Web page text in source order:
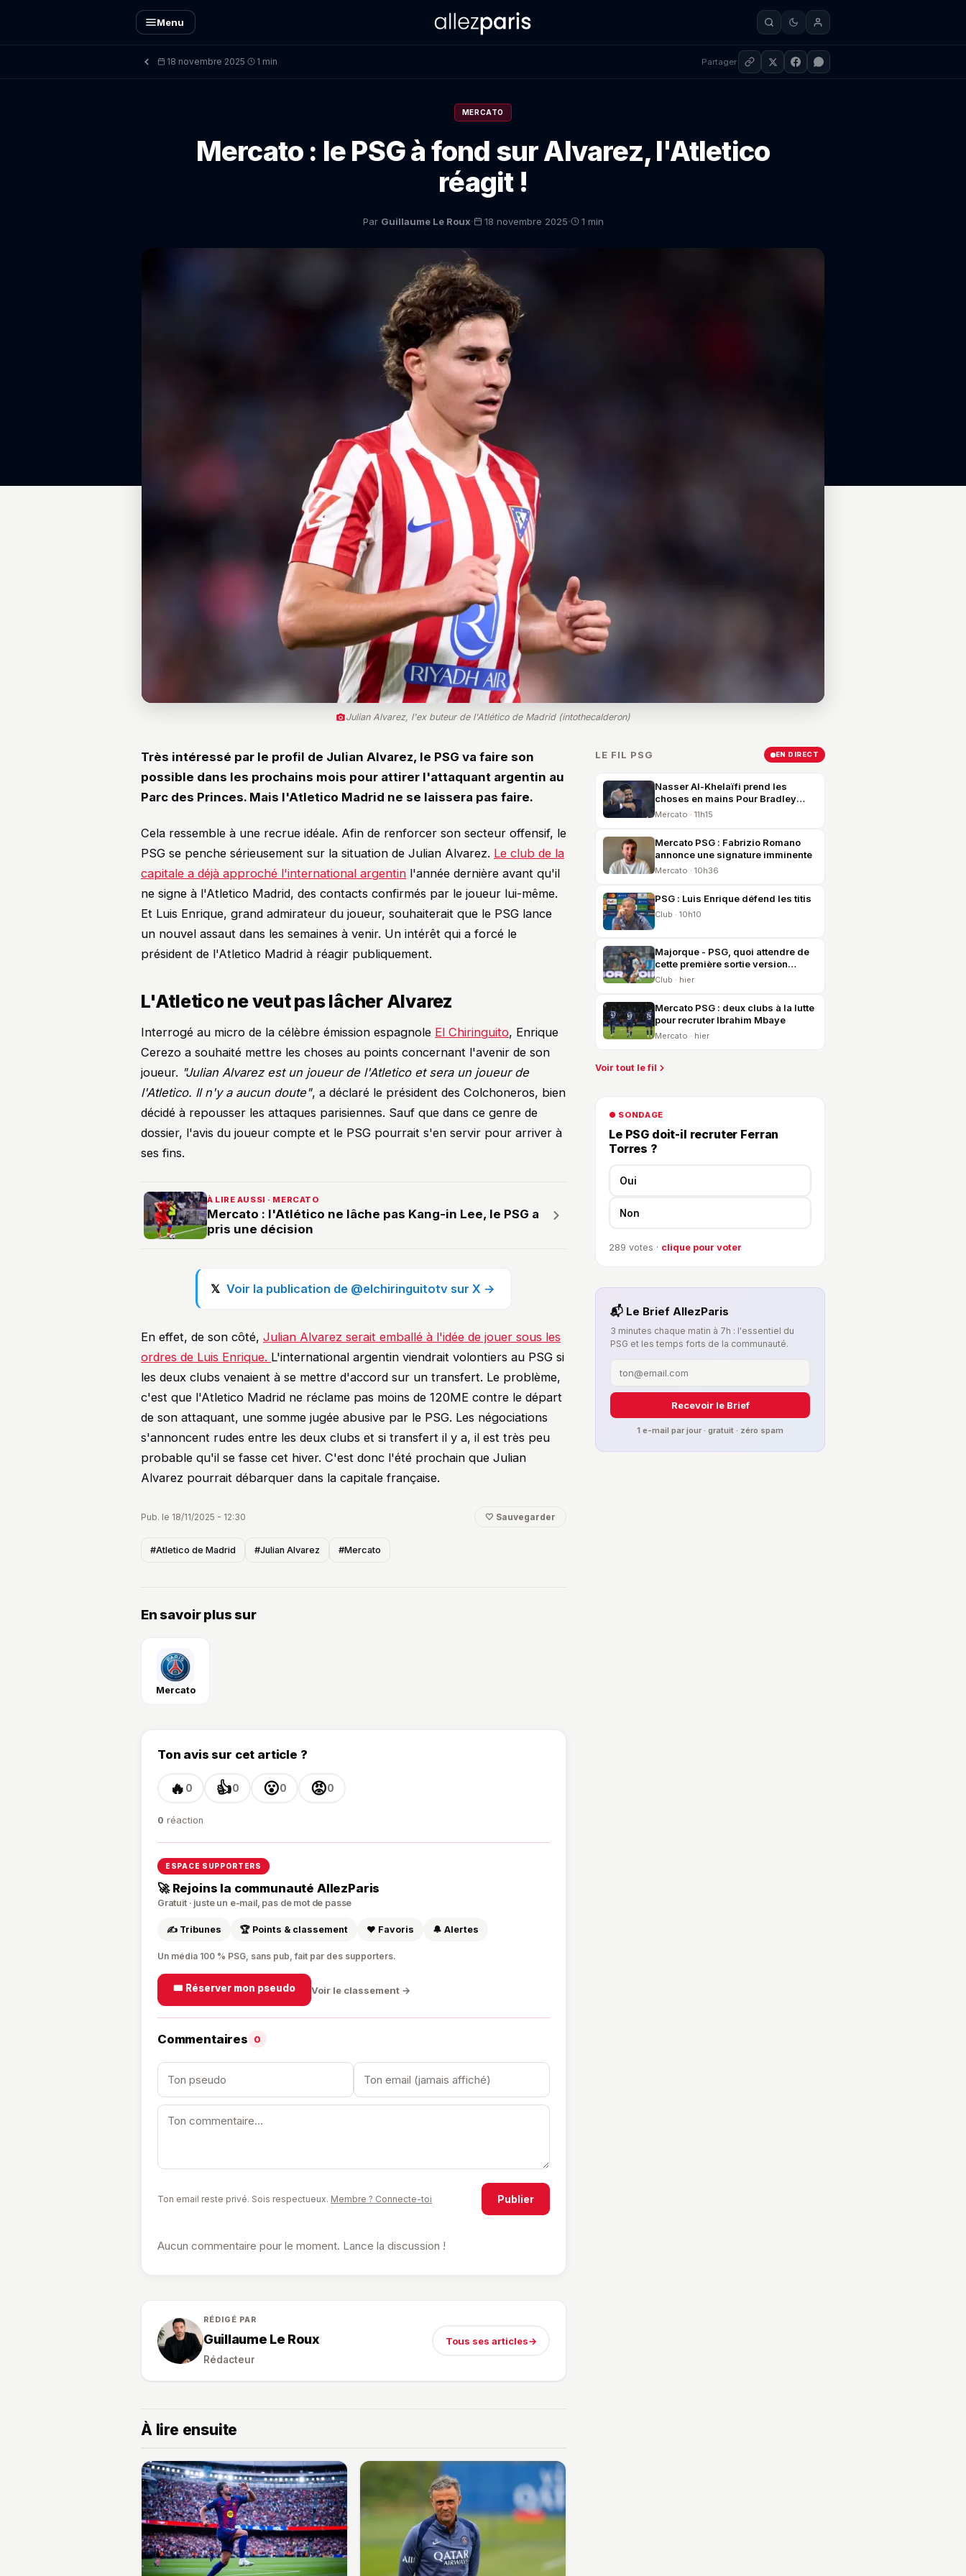
Menu
18 novembre 2025· 1 min Partager
MERCATO
Mercato : le PSG à fond sur Alvarez, l'Atletico
réagit !
Par Guillaume Le Roux· 18 novembre 2025· 1 min
Julian Alvarez, l'ex buteur de l'Atlético de Madrid (intothecalderon)
Très intéressé par le profil de Julian Alvarez, le PSG va faire son
possible dans les prochains mois pour attirer l'attaquant argentin au
Parc des Princes. Mais l'Atletico Madrid ne se laissera pas faire.
Cela ressemble à une recrue idéale. Afin de renforcer son secteur offensif, le
PSG se penche sérieusement sur la situation de Julian Alvarez. Le club de la
capitale a déjà approché l'international argentin l'année dernière avant qu'il
ne signe à l'Atletico Madrid, des contacts confirmés par le joueur lui-même.
Et Luis Enrique, grand admirateur du joueur, souhaiterait que le PSG lance
un nouvel assaut dans les semaines à venir. Un intérêt qui a forcé le
président de l'Atletico Madrid à réagir publiquement.
L'Atletico ne veut pas lâcher Alvarez
Interrogé au micro de la célèbre émission espagnole El Chiringuito, Enrique
Cerezo a souhaité mettre les choses au points concernant l'avenir de son
joueur. "Julian Alvarez est un joueur de l'Atletico et sera un joueur de
l'Atletico. Il n'y a aucun doute", a déclaré le président des Colchoneros, bien
décidé à repousser les attaques parisiennes. Sauf que dans ce genre de
dossier, l'avis du joueur compte et le PSG pourrait s'en servir pour arriver à
ses fins.
À LIRE AUSSI · MERCATO
Mercato : l'Atlético ne lâche pas Kang-in Lee, le PSG a
pris une décision
Voir la publication de @elchiringuitotv sur X →
En effet, de son côté, Julian Alvarez serait emballé à l'idée de jouer sous les
ordres de Luis Enrique. L'international argentin viendrait volontiers au PSG si
les deux clubs venaient à se mettre d'accord sur un transfert. Le problème,
c'est que l'Atletico Madrid ne réclame pas moins de 120ME contre le départ
de son attaquant, une somme jugée abusive par le PSG. Les négociations
s'annoncent rudes entre les deux clubs et si transfert il y a, il est très peu
probable qu'il se fasse cet hiver. C'est donc l'été prochain que Julian
Alvarez pourrait débarquer dans la capitale française.
Pub. le 18/11/2025 - 12:30 🤍 Sauvegarder
#Atletico de Madrid #Julian Alvarez #Mercato
En savoir plus sur
Mercato
Ton avis sur cet article ?
🔥 0 👍0 😮0 😡0
0 réaction
ESPACE SUPPORTERS
🚀 Rejoins la communauté AllezParis
Gratuit · juste un e-mail, pas de mot de passe
✍️ Tribunes 🏆 Points & classement ❤️ Favoris 🔔 Alertes
Un média 100 % PSG, sans pub, fait par des supporters.
🎟️ Réserver mon pseudo Voir le classement →
Commentaires 0
Ton email reste privé. Sois respectueux. Membre ? Connecte-toi Publier
Aucun commentaire pour le moment. Lance la discussion !
RÉDIGÉ PAR
Guillaume Le Roux
Rédacteur
Tous ses articles→
À lire ensuite
LE FIL PSG EN DIRECT
Nasser Al-Khelaïfi prend les
choses en mains Pour Bradley
Barcola !
Mercato · 11h15
Mercato PSG : Fabrizio Romano
annonce une signature imminente
Mercato · 10h36
PSG : Luis Enrique défend les titis
Club · 10h10
Majorque - PSG, quoi attendre de
cette première sortie version
2026-2027 ?
Club · hier
Mercato PSG : deux clubs à la lutte
pour recruter Ibrahim Mbaye
Mercato · hier
Voir tout le fil
● SONDAGE
Le PSG doit-il recruter Ferran
Torres ?
Oui
Non
289 votes · clique pour voter
📬 Le Brief AllezParis
3 minutes chaque matin à 7h : l'essentiel du
PSG et les temps forts de la communauté.
Recevoir le Brief
1 e-mail par jour · gratuit · zéro spam